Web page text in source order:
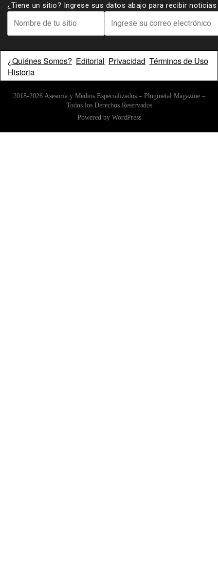
¿Tiene un sitio? Ingrese sus datos abajo para recibir
¿Quiénes Somos? Editorial Privacidad Términos de Uso
Historia
2018-2026 Asesoría y Medios Especializados – Plugmetal Magazine –
Todos los Derechos Reservados
Powered by WordPress